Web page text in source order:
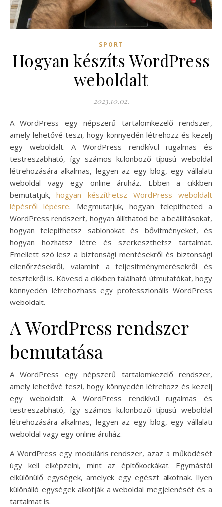
SPORT
Hogyan készíts WordPress
weboldalt
2023.10.02.
A WordPress egy népszerű tartalomkezelő rendszer,
amely lehetővé teszi, hogy könnyedén létrehozz és kezelj
egy weboldalt. A WordPress rendkívül rugalmas és
testreszabható, így számos különböző típusú weboldal
létrehozására alkalmas, legyen az egy blog, egy vállalati
weboldal vagy egy online áruház. Ebben a cikkben
bemutatjuk,hogyan készíthetsz WordPress weboldalt
lépésről lépésre. Megmutatjuk, hogyan telepítheted a
WordPress rendszert, hogyan állíthatod be a beállításokat,
hogyan telepíthetsz sablonokat és bővítményeket, és
hogyan hozhatsz létre és szerkeszthetsz tartalmat.
Emellett szó lesz a biztonsági mentésekről és biztonsági
ellenőrzésekről, valamint a teljesítménymérésekről és
tesztekről is. Kövesd a cikkben található útmutatókat, hogy
könnyedén létrehozhass egy professzionális WordPress
weboldalt.
A WordPress rendszer
bemutatása
A WordPress egy népszerű tartalomkezelő rendszer,
amely lehetővé teszi, hogy könnyedén létrehozz és kezelj
egy weboldalt. A WordPress rendkívül rugalmas és
testreszabható, így számos különböző típusú weboldal
létrehozására alkalmas, legyen az egy blog, egy vállalati
weboldal vagy egy online áruház.
A WordPress egy moduláris rendszer, azaz a működését
úgy kell elképzelni, mint az építőkockákat. Egymástól
elkülönülő egységek, amelyek egy egészt alkotnak. Ilyen
különálló egységek alkotják a weboldal megjelenését és a
tartalmat is.